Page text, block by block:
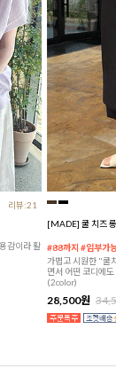
리뷰:21
감이라 활
[MADE] 쿨 치즈
#88까지 #임부가
가볍고 시원한 "쿨
면서 어떤 코디에
(2color)
28,500원